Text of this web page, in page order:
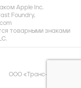
Apple Inc.
Foundry,
товарными знаками
ООО «Транс-Миссия»